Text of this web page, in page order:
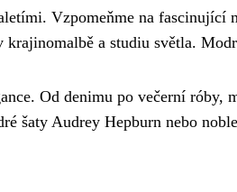
Vzpomeňme na
a studiu světla.
Od denimu po večerní
šaty Audrey Hepburn nebo